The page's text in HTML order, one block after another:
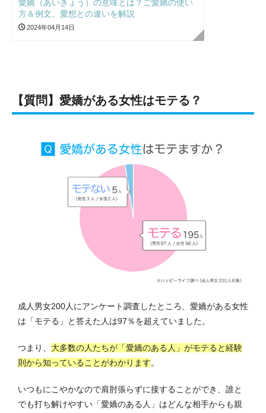
愛嬌（あいきょう）の意味とは？ご愛嬌の使い
方＆例文、愛想との違いを解説
2024年04月14日
【質問】愛嬌がある女性はモテる？
成人男女200人にアンケート調査したところ、愛嬌がある女性
は「モテる」と答えた人は97％を超えていました。
つまり、 大多数の人たちが「愛嬌のある人」がモテると経験
則から知っていることがわかります。
いつもにこやかなので肩肘張らずに接することができ、誰と
でも打ち解けやすい「愛嬌のある人」はどんな相手からも親